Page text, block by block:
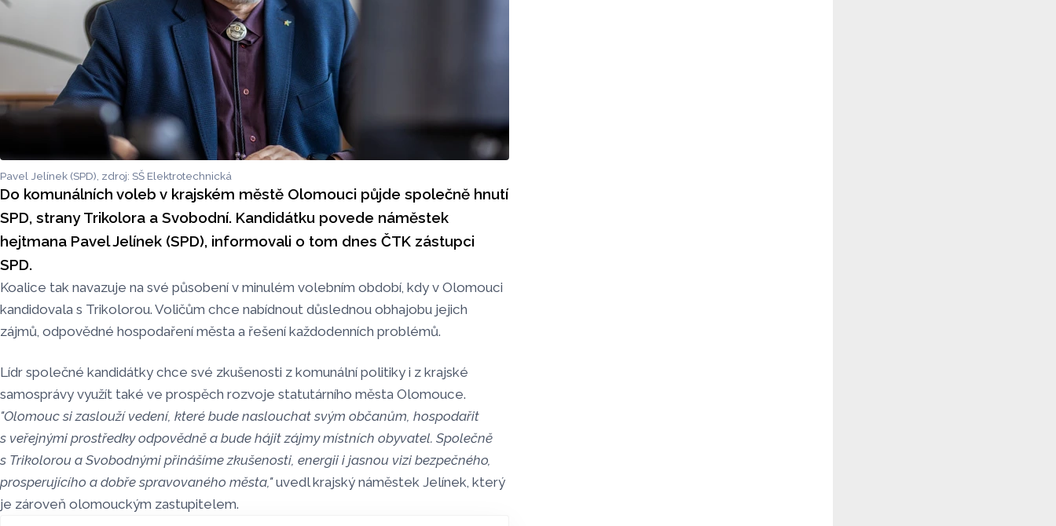
Pavel Jelínek (SPD), zdroj: SŠ Elektrotechnická
Do komunálních voleb v krajském městě Olomouci půjde společně hnutí
SPD, strany Trikolora a Svobodní. Kandidátku povede náměstek
hejtmana Pavel Jelínek (SPD), informovali o tom dnes ČTK zástupci
SPD.
Koalice tak navazuje na své působení v minulém volebním období, kdy v Olomouci
kandidovala s Trikolorou. Voličům chce nabídnout důslednou obhajobu jejich
zájmů, odpovědné hospodaření města a řešení každodenních problémů.
Lídr společné kandidátky chce své zkušenosti z komunální politiky i z krajské
samosprávy využít také ve prospěch rozvoje statutárního města Olomouce.
"Olomouc si zaslouží vedení, které bude naslouchat svým občanům, hospodařit
s veřejnými prostředky odpovědně a bude hájit zájmy místních obyvatel. Společně
s Trikolorou a Svobodnými přinášíme zkušenosti, energii i jasnou vizi bezpečného,
prosperujícího a dobře spravovaného města,"uvedl krajský náměstek Jelínek, který
je zároveň olomouckým zastupitelem.